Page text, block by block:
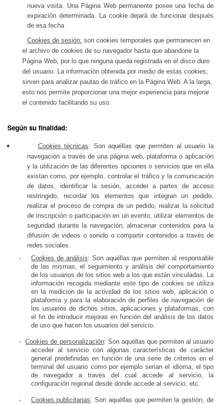
nueva visita. Una Página Web permanente posee una fecha de
expiración determinada. La cookie dejará de funcionar después
de esa fecha
Cookies de sesión: son cookies temporales que permanecen en
el archivo de cookies de su navegador hasta que abandone la
Página Web, por lo que ninguna queda registrada en el disco duro
del usuario. La información obtenida por medio de estas cookies,
sirven para analizar pautas de tráfico en la Página Web. A la larga,
esto nos permite proporcionar una mejor experiencia para mejorar
el contenido facilitando su uso.
Según su finalidad:
Cookiestécnicas: Son aquéllas que permiten al usuario la
navegación a través de una página web, plataforma o aplicación
y la utilización de las diferentes opciones o servicios que en ella
existan como, por ejemplo, controlar el tráfico y la comunicación
de datos, identificar la sesión, acceder a partes de acceso
restringido, recordar los elementos que integran un pedido,
realizar el proceso de compra de un pedido, realizar la solicitud
de inscripción o participación en un evento, utilizar elementos de
seguridad durante la navegación, almacenar contenidos para la
difusión de videos o sonido o compartir contenidos a través de
redes sociales.
-
Cookies de análisis: Son aquéllas que permiten al responsable
de las mismas, el seguimiento y análisis del comportamiento
de los usuarios de los sitios web a los que están vinculadas. La
información recogida mediante este tipo de cookies se utiliza
en la medición de la actividad de los sitios web, aplicación o
plataforma y para la elaboración de perfiles de navegación de
los usuarios de dichos sitios, aplicaciones y plataformas, con
el fin de introducir mejoras en función del análisis de los datos
de uso que hacen los usuarios del servicio.
- Cookies de personalización: Son aquéllas que permiten al usuario
acceder al servicio con algunas características de carácter
general predefinidas en función de una serie de criterios en el
terminal del usuario como por ejemplo serian el idioma, el tipo
de navegador a través del cual accede al servicio, la
configuración regional desde donde accede al servicio, etc.
- Cookies publicitarias: Son aquéllas que permiten la gestión, de